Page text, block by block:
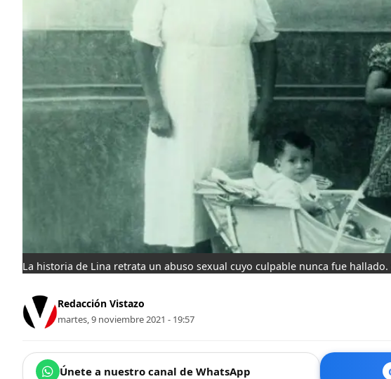
La historia de Lina retrata un abuso sexual cuyo culpable nunca fue hallado.
Redacción Vistazo
martes, 9 noviembre 2021 - 19:57
Únete a nuestro canal de WhatsApp